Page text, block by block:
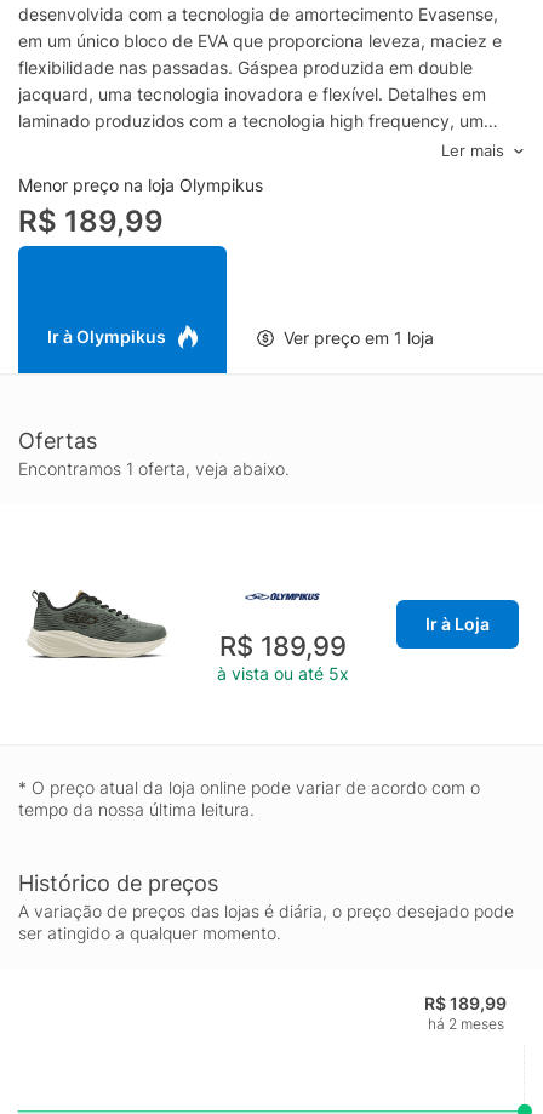
desenvolvida com a tecnologia de amortecimento Evasense,
em um único bloco de EVA que proporciona leveza, maciez e
flexibilidade nas passadas. Gáspea produzida em double
jacquard, uma tecnologia inovadora e flexível. Detalhes em
laminado produzidos com a tecnologia high frequency, um
material diferenciado de espessura mínima. Lingueta em tecido
duplo frontura + espuma e interior produzido em poliéster,
oferecendo conforto ao caminhar. Palmilha em EVA com tecido
poliéster. Atacador em poliéster texturizado. Puxador traseiro
em fita que auxilia no calce.
Ler mais
Menor preço na loja Olympikus
R$ 189,99
Ir à Olympikus Ver preço em 1 loja
Ofertas
Encontramos 1 oferta, veja abaixo.
R$ 189,99
à vista ou até 5x
Ir à Loja
* O preço atual da loja online pode variar de acordo com o
tempo da nossa última leitura.
Histórico de preços
A variação de preços das lojas é diária, o preço desejado pode
ser atingido a qualquer momento.
R$ 189,99
há 2 meses